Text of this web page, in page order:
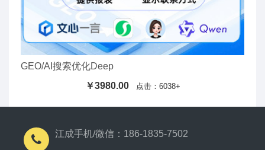
GEO/AI搜索优化Deep
￥3980.00
点击：6038+
江成手机/微信：186-1835-7502